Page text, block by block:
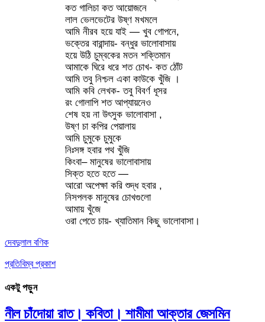
কত গালিচা কত আয়োজনে
লাল ভেলভেটের উষ্ণ মখমলে
আমি নীরব হয়ে যাই — খুব গোপনে,
ভক্তের বারান্দায়- বন্ধুর ভালোবাসায়
হয়ে উঠি চুম্বকের মতন শক্তিমান
আমাকে ঘিরে ধরে শত চোখ- কত ঠোঁট
আমি তবু নিশ্চল একা কাউকে খুঁজি ।
আমি কবি লেখক- তবু বিবর্ণ ধূসর
রং গোলাপি শত আপ্যায়নেও
শেষ হয় না উৎসুক ভালোবাসা ,
উষ্ণ চা কপির পেয়ালায়
আমি চুমুকে চুমুকে
নিঃসঙ্গ হবার পথ খুঁজি
কিংবা– মানুষের ভালোবাসায়
সিক্ত হতে হতে —
আরো অপেক্ষা করি শুদ্ধ হবার ,
নিসপলক মানুষের চোখগুলো
আমায় খুঁজে
ওরা পেতে চায়- খ্যাতিমান কিছু ভালোবাসা।
দেবদুলাল বণিক
প্রতিবিম্ব প্রকাশ
একটু পড়ুন
নীল চাঁদোয়া রাত। কবিতা। শামীমা আক্তার জেসমিন